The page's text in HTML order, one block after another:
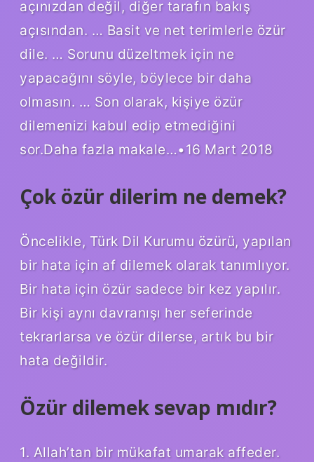
açınızdan değil, diğer tarafın bakış
açısından. … Basit ve net terimlerle özür
dile. … Sorunu düzeltmek için ne
yapacağını söyle, böylece bir daha
olmasın. … Son olarak, kişiye özür
dilemenizi kabul edip etmediğini
sor.Daha fazla makale…•16 Mart 2018
Çok özür dilerim ne demek?
Öncelikle, Türk Dil Kurumu özürü, yapılan
bir hata için af dilemek olarak tanımlıyor.
Bir hata için özür sadece bir kez yapılır.
Bir kişi aynı davranışı her seferinde
tekrarlarsa ve özür dilerse, artık bu bir
hata değildir.
Özür dilemek sevap mıdır?
1. Allah’tan bir mükafat umarak affeder.